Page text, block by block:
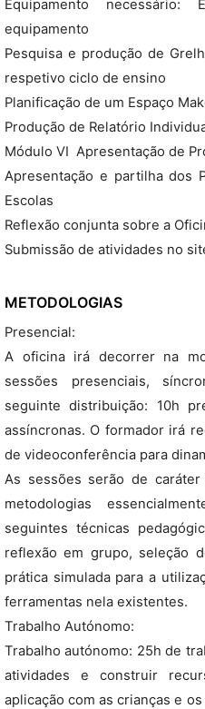
Equipamento
equipamento
Pesquisa e produção de
respetivo ciclo de ensino
Planificação de um Espaço
Produção de Relatório
Módulo VI  Apresentação de
Apresentação e partilha dos
Escolas
Reflexão conjunta sobre a
Submissão de atividades no
METODOLOGIAS
Presencial:
A oficina irá decorrer na
sessões presenciais,
seguinte distribuição: 10h
assíncronas. O formador irá
de videoconferência para
As sessões serão de
metodologias
seguintes técnicas
reflexão em grupo, seleção
prática simulada para a
ferramentas nela existentes.
Trabalho Autónomo:
Trabalho autónomo: 25h de
atividades e construir
aplicação com as crianças e